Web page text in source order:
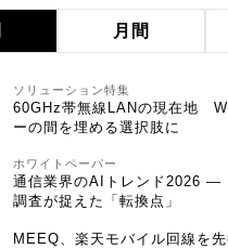
月間
ソリューション特集
60GHz帯無線LANの現在地
ーの間を埋める選択肢に
ホワイトペーパー
通信業界のAIトレンド2026 ―
調査が捉えた「転換点」
MEEQ、楽天モバイル回線を